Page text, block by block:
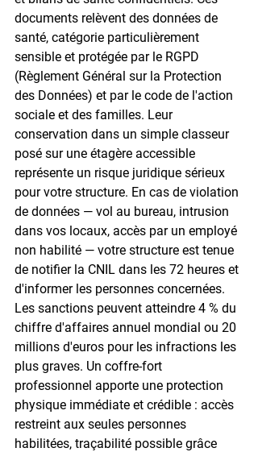
documents relèvent des données de
santé, catégorie particulièrement
sensible et protégée par le RGPD
(Règlement Général sur la Protection
des Données) et par le code de l'action
sociale et des familles. Leur
conservation dans un simple classeur
posé sur une étagère accessible
représente un risque juridique sérieux
pour votre structure. En cas de violation
de données — vol au bureau, intrusion
dans vos locaux, accès par un employé
non habilité — votre structure est tenue
de notifier la CNIL dans les 72 heures et
d'informer les personnes concernées.
Les sanctions peuvent atteindre 4 % du
chiffre d'affaires annuel mondial ou 20
millions d'euros pour les infractions les
plus graves. Un coffre-fort
professionnel apporte une protection
physique immédiate et crédible : accès
restreint aux seules personnes
habilitées, traçabilité possible grâce